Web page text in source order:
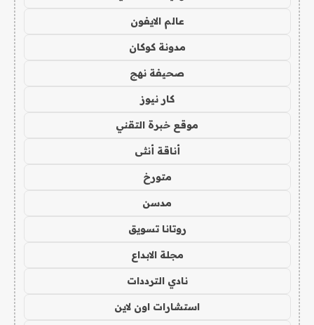
عالم الايفون
مدونة كوكان
صحيفة نهج
كار نيوز
موقع خبرة التقني
أناقة أنثى
متورخ
مدسن
روتانا تسويق
مجلة الابداع
نادي الترددات
استشارات اون لاين